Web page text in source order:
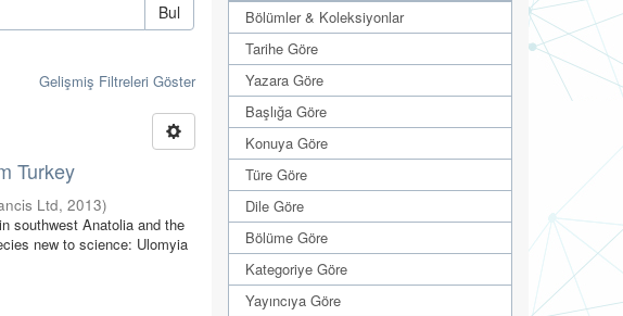
Bul
Gelişmiş Filtreleri Göster
Turkey
Ltd,2013)
southwest Anatolia and the
new to science: Ulomyia
Bölümler & Koleksiyonlar
Tarihe Göre
Yazara Göre
Başlığa Göre
Konuya Göre
Türe Göre
Dile Göre
Bölüme Göre
Kategoriye Göre
Yayıncıya Göre